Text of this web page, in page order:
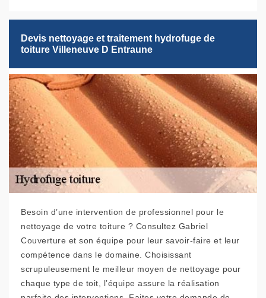
Devis nettoyage et traitement hydrofuge de
toiture Villeneuve D Entraune
Besoin d’une intervention de professionnel pour le
nettoyage de votre toiture ? Consultez Gabriel
Couverture et son équipe pour leur savoir-faire et leur
compétence dans le domaine. Choisissant
scrupuleusement le meilleur moyen de nettoyage pour
chaque type de toit, l’équipe assure la réalisation